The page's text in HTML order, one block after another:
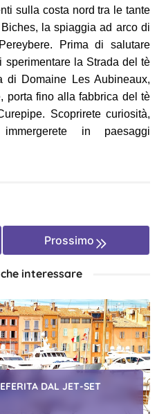
sulla costa nord tra le tante
la spiaggia ad arco di
Prima di salutare
sperimentare la Strada del tè
di Domaine Les Aubineaux,
porta fino alla fabbrica del tè
Scoprirete curiosità,
in paesaggi
Prossimo
interessare
DAL JET-SET